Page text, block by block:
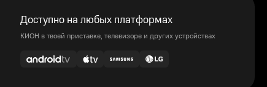
Доступно на любых платформах
КИОН в твоей приставке, телевизоре и других устройствах